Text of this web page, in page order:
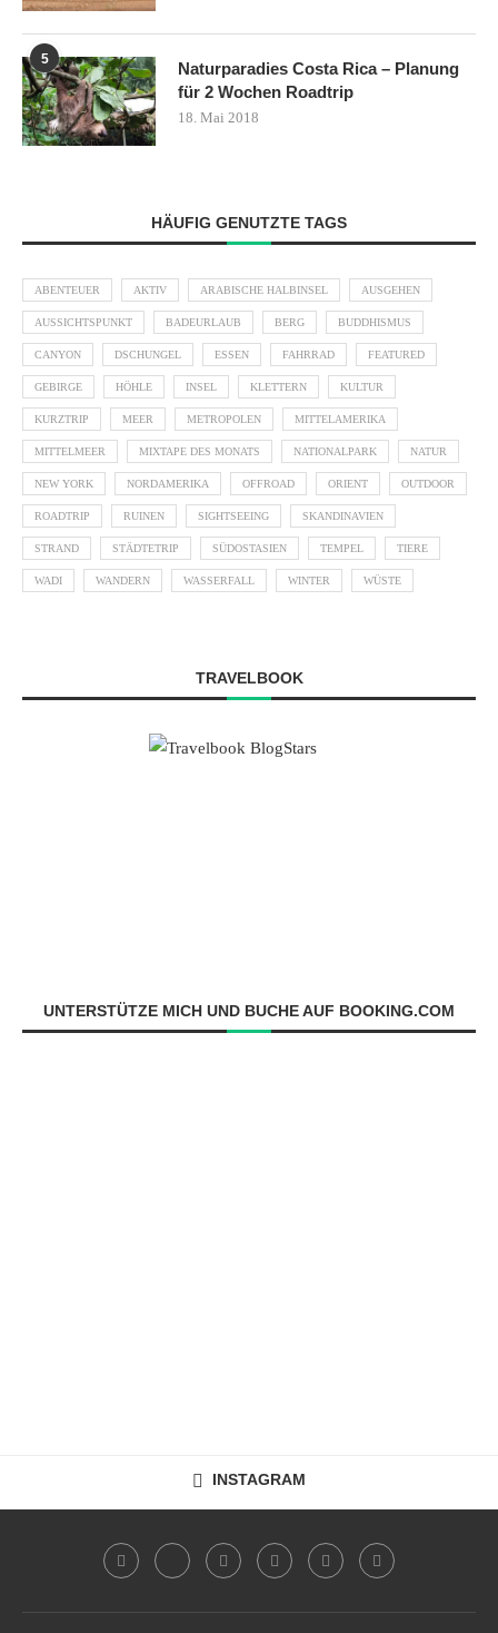
5
Naturparadies Costa Rica – Planung
für 2 Wochen Roadtrip
18. Mai 2018
HÄUFIG GENUTZTE TAGS
ABENTEUER AKTIV ARABISCHE HALBINSEL AUSGEHEN
AUSSICHTSPUNKT BADEURLAUB BERG BUDDHISMUS
CANYON DSCHUNGEL ESSEN FAHRRAD FEATURED
GEBIRGE HÖHLE INSEL KLETTERN KULTUR
KURZTRIP MEER METROPOLEN MITTELAMERIKA
MITTELMEER MIXTAPE DES MONATS NATIONALPARK NATUR
NEW YORK NORDAMERIKA OFFROAD ORIENT OUTDOOR
ROADTRIP RUINEN SIGHTSEEING SKANDINAVIEN
STRAND STÄDTETRIP SÜDOSTASIEN TEMPEL TIERE
WADI WANDERN WASSERFALL WINTER WÜSTE
TRAVELBOOK
UNTERSTÜTZE MICH UND BUCHE AUF BOOKING.COM
INSTAGRAM